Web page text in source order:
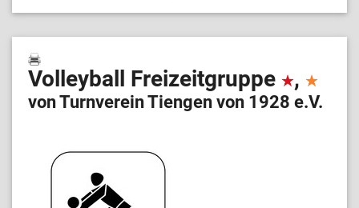
Volleyball Freizeitgruppe ,
von Turnverein Tiengen von 1928 e.V.